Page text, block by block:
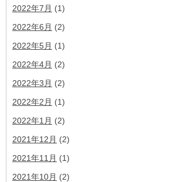
2022年7月 (1)
2022年6月 (2)
2022年5月 (1)
2022年4月 (2)
2022年3月 (2)
2022年2月 (1)
2022年1月 (2)
2021年12月 (2)
2021年11月 (1)
2021年10月 (2)